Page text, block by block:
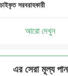
সরবরাহকারী
আরো দেখুন
এর সেরা মূল্য পান